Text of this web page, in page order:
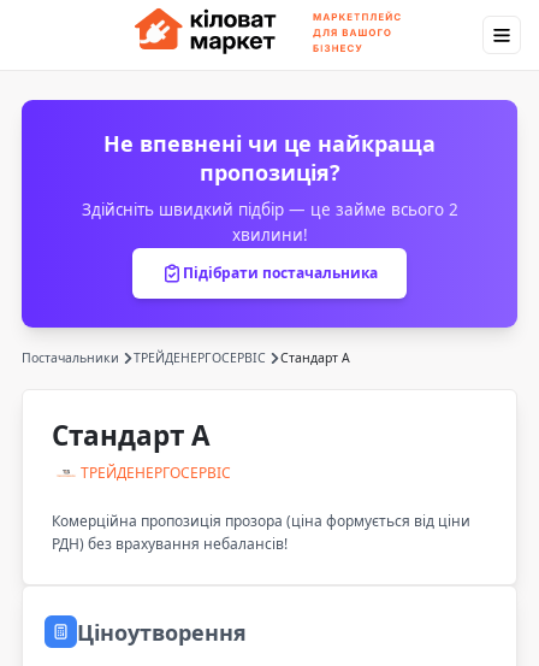
Не впевнені чи це найкраща
пропозиція?
Здійсніть швидкий підбір — це займе всього 2
хвилини!
Підібрати постачальника
Постачальники ТРЕЙДЕНЕРГОСЕРВІС Стандарт А
Стандарт А
ТРЕЙДЕНЕРГОСЕРВІС
Комерційна пропозиція прозора (ціна формується від ціни
РДН) без врахування небалансів!
Ціноутворення